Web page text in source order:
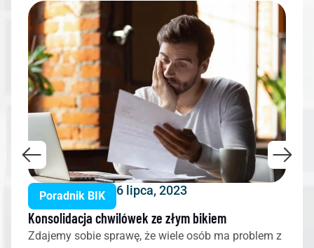
Poradnik BIK 6 lipca, 2023
Konsolidacja chwilówek ze złym bikiem
Zdajemy sobie sprawę, że wiele osób ma problem z